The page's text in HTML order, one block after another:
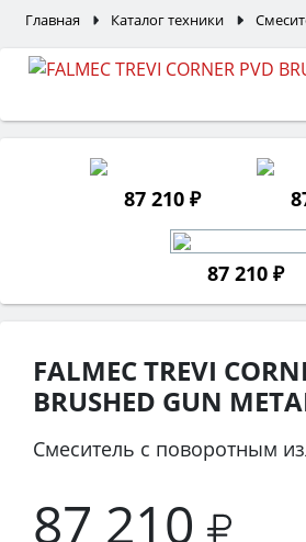
Главная Каталог техники
87 210 ₽
87 210 ₽
FALMEC TREVI
BRUSHED GUN
Смеситель с поворотным
87 210